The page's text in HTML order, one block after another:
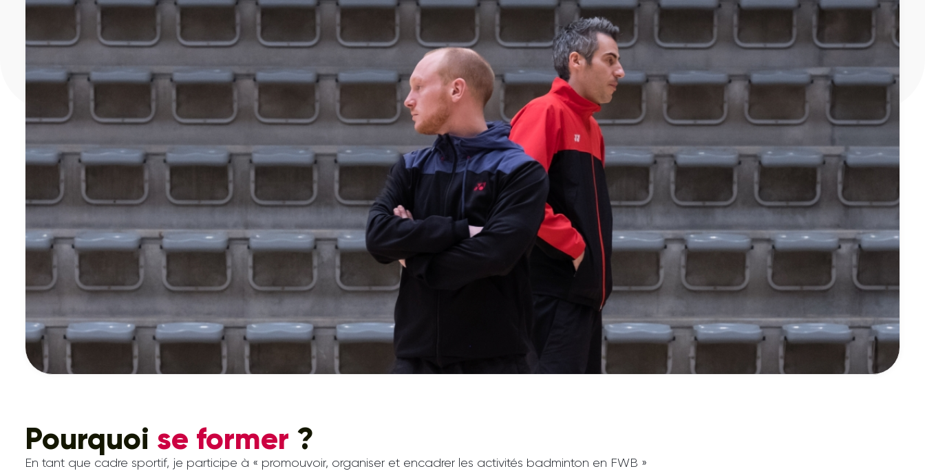
Pourquoi se former ?
En tant que cadre sportif, je participe à « promouvoir, organiser et encadrer les activités badminton en FWB »